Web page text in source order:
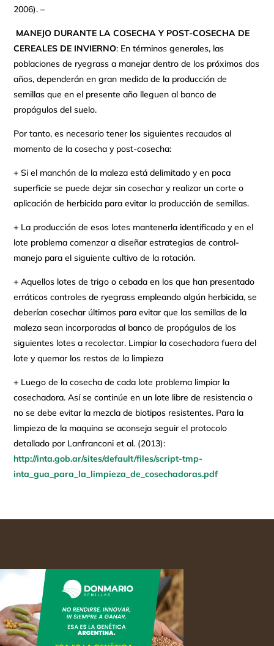
2006). –
MANEJO DURANTE LA COSECHA Y POST-COSECHA DE
CEREALES DE INVIERNO: En términos generales, las
poblaciones de ryegrass a manejar dentro de los próximos dos
años, dependerán en gran medida de la producción de
semillas que en el presente año lleguen al banco de
propágulos del suelo.
Por tanto, es necesario tener los siguientes recaudos al
momento de la cosecha y post-cosecha:
+ Si el manchón de la maleza está delimitado y en poca
superficie se puede dejar sin cosechar y realizar un corte o
aplicación de herbicida para evitar la producción de semillas.
+ La producción de esos lotes mantenerla identificada y en el
lote problema comenzar a diseñar estrategias de control-
manejo para el siguiente cultivo de la rotación.
+ Aquellos lotes de trigo o cebada en los que han presentado
erráticos controles de ryegrass empleando algún herbicida, se
deberían cosechar últimos para evitar que las semillas de la
maleza sean incorporadas al banco de propágulos de los
siguientes lotes a recolectar. Limpiar la cosechadora fuera del
lote y quemar los restos de la limpieza
+ Luego de la cosecha de cada lote problema limpiar la
cosechadora. Así se continúe en un lote libre de resistencia o
no se debe evitar la mezcla de biotipos resistentes. Para la
limpieza de la maquina se aconseja seguir el protocolo
detallado por Lanfranconi et al. (2013):
http://inta.gob.ar/sites/default/files/script-tmp-
inta_gua_para_la_limpieza_de_cosechadoras.pdf